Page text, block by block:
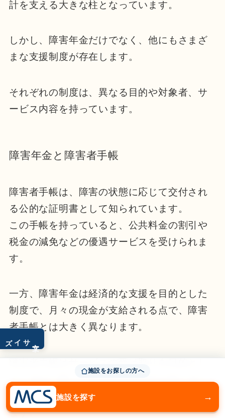
サイズ
計を支える大きな柱となっています。
しかし、障害年金だけでなく、他にもさまざ
まな支援制度が存在します。
それぞれの制度は、異なる目的や対象者、サ
ービス内容を持っています。
障害年金と障害者手帳
障害者手帳は、障害の状態に応じて交付され
る公的な証明書として知られています。
この手帳を持っていると、公共料金の割引や
税金の減免などの優遇サービスを受けられま
す。
一方、障害年金は経済的な支援を目的とした
制度で、月々の現金が支給される点で、障害
者手帳とは大きく異なります。
めの経済的な支援を提供する点で特徴があり
ます。
施設をお探しの方へ
施設を探す →